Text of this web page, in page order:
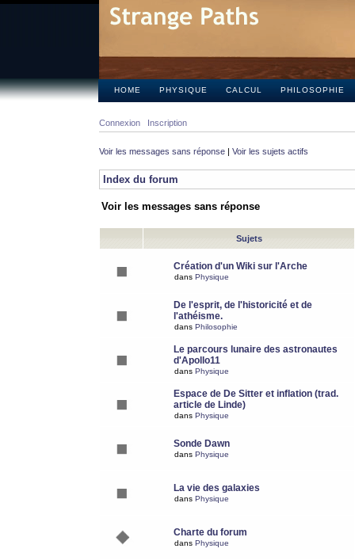
HOME PHYSIQUE CALCUL PHILOSOPHIE
Connexion Inscription
Voir les messages sans réponse | Voir les sujets actifs
Index du forum
Voir les messages sans réponse
Sujets
Création d'un Wiki sur l'Arche
dans Physique
De l'esprit, de l'historicité et de
l'athéisme.
dans Philosophie
Le parcours lunaire des astronautes
d'Apollo11
dans Physique
Espace de De Sitter et inflation (trad.
article de Linde)
dans Physique
Sonde Dawn
dans Physique
La vie des galaxies
dans Physique
Charte du forum
dans Physique